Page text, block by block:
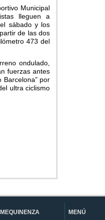
Municipal
lleguen a
sábado y los
de las dos
473 del
ondulado,
fuerzas antes
Barcelona” por
ultra ciclismo
MENÚ
MEQUINENZA